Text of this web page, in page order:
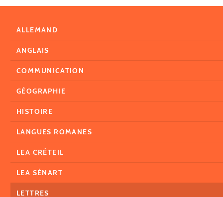
ALLEMAND
ANGLAIS
COMMUNICATION
GÉOGRAPHIE
HISTOIRE
LANGUES ROMANES
LEA CRÉTEIL
LEA SÉNART
LETTRES